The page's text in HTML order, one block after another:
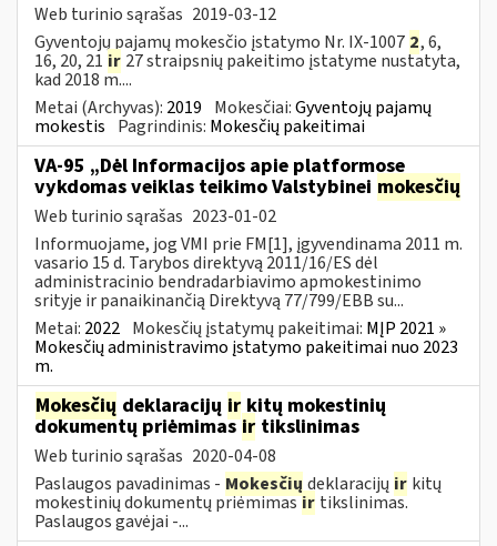
Web turinio sąrašas 2019-03-12
Gyventojų pajamų mokesčio įstatymo Nr. IX-1007 2, 6,
16, 20, 21 ir 27 straipsnių pakeitimo įstatyme nustatyta,
kad 2018 m....
Metai (Archyvas): 2019 Mokesčiai:Gyventojų pajamų
mokestis Pagrindinis: Mokesčių pakeitimai
VA-95 „Dėl Informacijos apie platformose
vykdomas veiklas teikimo Valstybinei mokesčių
Web turinio sąrašas 2023-01-02
Informuojame, jog VMI prie FM[1], įgyvendinama 2011 m.
vasario 15 d. Tarybos direktyvą 2011/16/ES dėl
administracinio bendradarbiavimo apmokestinimo
srityje ir panaikinančią Direktyvą 77/799/EBB su...
Metai: 2022 Mokesčių įstatymų pakeitimai: MĮP 2021 »
Mokesčių administravimo įstatymo pakeitimai nuo 2023
m.
Mokesčių deklaracijų ir kitų mokestinių
dokumentų priėmimasir tikslinimas
Web turinio sąrašas 2020-04-08
Paslaugos pavadinimas - Mokesčių deklaracijų ir kitų
mokestinių dokumentų priėmimasir tikslinimas.
Paslaugos gavėjai -...